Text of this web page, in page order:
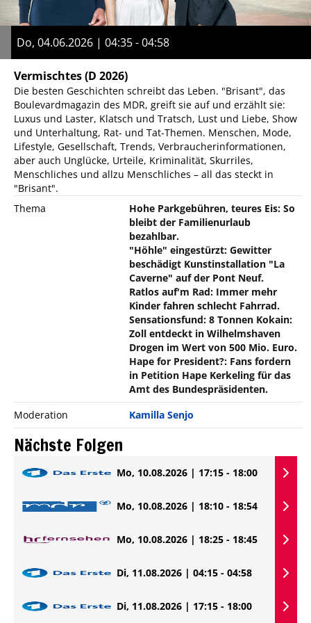
Do, 04.06.2026 | 04:35 - 04:58
Vermischtes(D 2026)
Die besten Geschichten schreibt das Leben. "Brisant", das
Boulevardmagazin des MDR, greift sie auf und erzählt sie:
Luxus und Laster, Klatsch und Tratsch, Lust und Liebe, Show
und Unterhaltung, Rat- und Tat-Themen. Menschen, Mode,
Lifestyle, Gesellschaft, Trends, Verbraucherinformationen,
aber auch Unglücke, Urteile, Kriminalität, Skurriles,
Menschliches und allzu Menschliches – all das steckt in
"Brisant".
Thema
Hohe Parkgebühren, teures Eis: So
bleibt der Familienurlaub
bezahlbar.
"Höhle" eingestürzt: Gewitter
beschädigt Kunstinstallation "La
Caverne" auf der Pont Neuf.
Ratlos auf'm Rad: Immer mehr
Kinder fahren schlecht Fahrrad.
Sensationsfund: 8 Tonnen Kokain:
Zoll entdeckt in Wilhelmshaven
Drogen im Wert von 500 Mio. Euro.
Hape for President?: Fans fordern
in Petition Hape Kerkeling für das
Amt des Bundespräsidenten.
Moderation
Kamilla Senjo
Nächste Folgen
Mo, 10.08.2026 | 17:15 - 18:00
Mo, 10.08.2026 | 18:10 - 18:54
Mo, 10.08.2026 | 18:25 - 18:45
Di, 11.08.2026 | 04:15 - 04:58
Di, 11.08.2026 | 17:15 - 18:00